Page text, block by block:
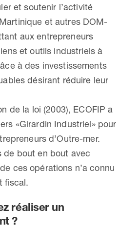
et soutenir l’activité
et autres DOM-
aux entrepreneurs
et outils industriels à
à des investissements
désirant réduire leur
de la loi (2003), ECOFIP a
«Girardin Industriel» pour
d’Outre-mer.
de bout en bout avec
ces opérations n’a connu
fiscal.
réaliser un
?